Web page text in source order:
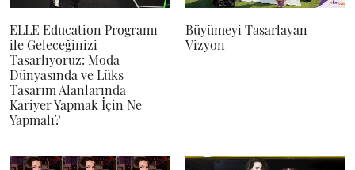
ELLE Education Programı
ile Geleceğinizi
Tasarlıyoruz: Moda
Dünyasında ve Lüks
Tasarım Alanlarında
Kariyer Yapmak İçin Ne
Yapmalı?
Büyümeyi Tasarlayan
Vizyon